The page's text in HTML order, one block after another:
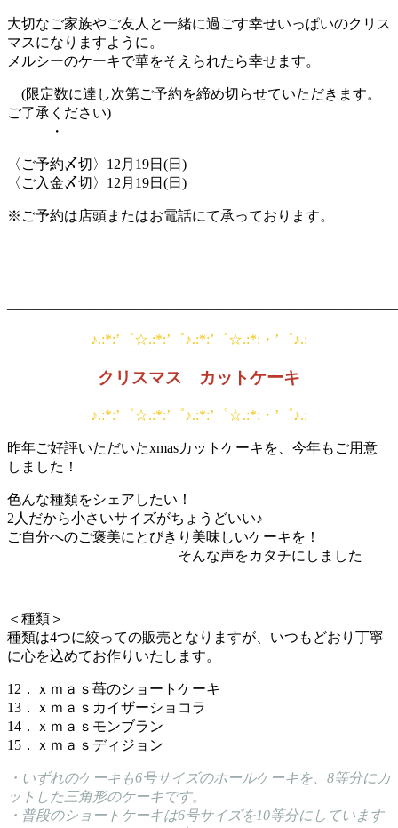
大切なご家族やご友人と一緒に過ごす幸せいっぱいのクリス
マスになりますように。
メルシーのケーキで華をそえられたら幸せます。
(限定数に達し次第ご予約を締め切らせていただきます。
ご了承ください)
・
〈ご予約〆切〉12月19日(日)
〈ご入金〆切〉12月19日(日)
※ご予約は店頭またはお電話にて承っております。
♪.:*:’゜☆.:*:’゜♪.:*:’゜☆.:*:・’゜♪.:
クリスマス カットケーキ
♪.:*:’゜☆.:*:’゜♪.:*:’゜☆.:*:・’゜♪.:
昨年ご好評いただいたxmasカットケーキを、今年もご用意
しました！
色んな種類をシェアしたい！
2人だから小さいサイズがちょうどいい♪
ご自分へのご褒美にとびきり美味しいケーキを！
そんな声をカタチにしました
＜種類＞
種類は4つに絞っての販売となりますが、いつもどおり丁寧
に心を込めてお作りいたします。
12．ｘｍａｓ苺のショートケーキ
13．ｘｍａｓカイザーショコラ
14．ｘｍａｓモンブラン
15．ｘｍａｓディジョン
・いずれのケーキも6号サイズのホールケーキを、8等分にカ
ットした三角形のケーキです。
・普段のショートケーキは6号サイズを10等分にしています